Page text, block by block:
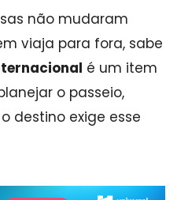
não mudaram
viaja para fora, sabe
é um item
o passeio,
destino exige esse